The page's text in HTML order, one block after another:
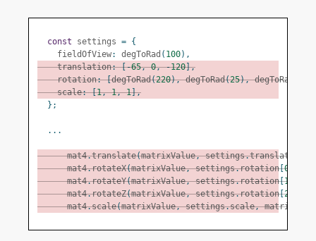
const settings = {
    fieldOfView
: degToRad ( 100),
    translation
: [-65, 0, -120],
    rotation
: [degToRad(220), degToRad(25), degToRad
    scale
: [1, 1, 1],
};
...
      mat4
.translate(matrixValue, settings.translation
      mat4
.rotateX(matrixValue, settings.rotation[0
      mat4
.rotateY(matrixValue, settings.rotation[1
      mat4
.rotateZ(matrixValue, settings.rotation[2
      mat4
.scale(matrixValue, settings.scale,